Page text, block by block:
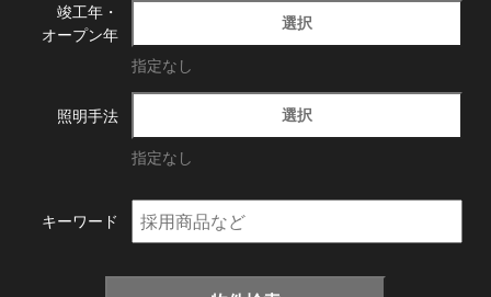
竣工年・
オープン年
選択
指定なし
照明手法 選択
指定なし
キーワード